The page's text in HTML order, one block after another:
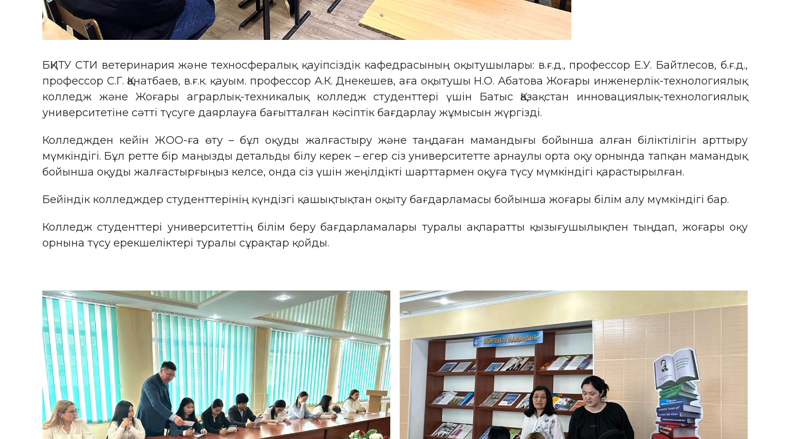
БҚИТУ СТИ ветеринария және техносфералық қауіпсіздік кафедрасының оқытушылары: в.ғ.д., профессор Е.У. Байтлесов, б.ғ.д.,
профессор С.Г. Қанатбаев, в.ғ.к. қауым. профессор А.К. Днекешев, аға оқытушы Н.О. Абатова Жоғары инженерлік-технологиялық
колледж және Жоғары аграрлық-техникалық колледж студенттері үшін Батыс Қазақстан инновациялық-технологиялық
университетіне сәтті түсуге даярлауға бағытталған кәсіптік бағдарлау жұмысын жүргізді.
Колледжден кейін ЖОО-ға өту – бұл оқуды жалғастыру және таңдаған мамандығы бойынша алған біліктілігін арттыру
мүмкіндігі. Бұл ретте бір маңызды детальды білу керек – егер сіз университетте арнаулы орта оқу орнында тапқан мамандық
бойынша оқуды жалғастырғыңыз келсе, онда сіз үшін жеңілдікті шарттармен оқуға түсу мүмкіндігі қарастырылған.
Бейіндік колледждер студенттерінің күндізгі қашықтықтан оқыту бағдарламасы бойынша жоғары білім алу мүмкіндігі бар.
Колледж студенттері университеттің білім беру бағдарламалары туралы ақпаратты қызығушылықпен тыңдап, жоғары оқу
орнына түсу ерекшеліктері туралы сұрақтар қойды.